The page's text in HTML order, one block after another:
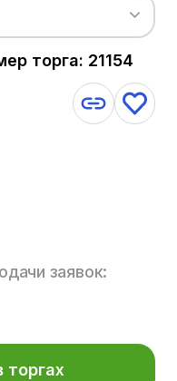
торга: 21154
заявок:
торгах